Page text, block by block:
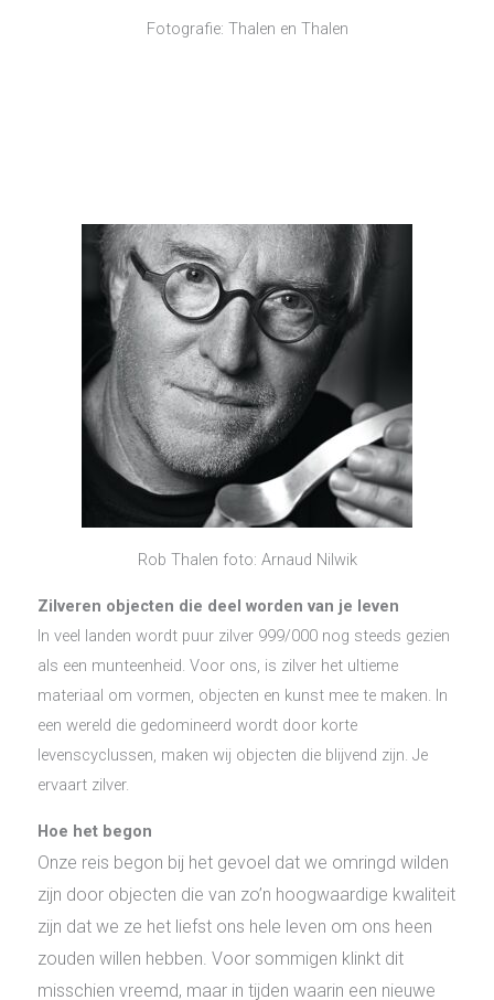
Fotografie: Thalen en Thalen
Rob Thalen foto: Arnaud Nilwik
Zilveren objecten die deel worden van je leven
In veel landen wordt puur zilver 999/000 nog steeds gezien
als een munteenheid. Voor ons, is zilver het ultieme
materiaal om vormen, objecten en kunst mee te maken. In
een wereld die gedomineerd wordt door korte
levenscyclussen, maken wij objecten die blijvend zijn. Je
ervaart zilver.
Hoe het begon
Onze reis begon bij het gevoel dat we omringd wilden
zijn door objecten die van zo’n hoogwaardige kwaliteit
zijn dat we ze het liefst ons hele leven om ons heen
zouden willen hebben. Voor sommigen klinkt dit
misschien vreemd, maar in tijden waarin een nieuwe